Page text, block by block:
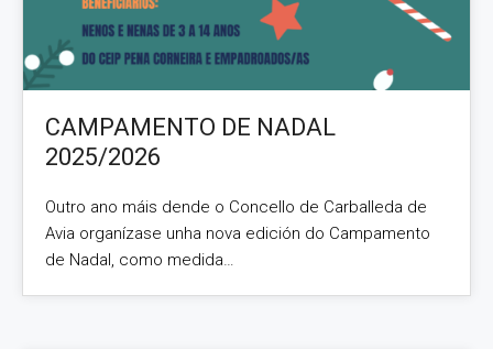
CAMPAMENTO DE NADAL
2025/2026
Outro ano máis dende o Concello de Carballeda de
Avia organízase unha nova edición do Campamento
de Nadal, como medida…